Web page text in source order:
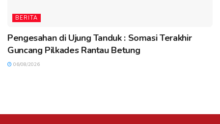
BERITA
Pengesahan di Ujung Tanduk : Somasi Terakhir
Guncang Pilkades Rantau Betung
06/08/2026